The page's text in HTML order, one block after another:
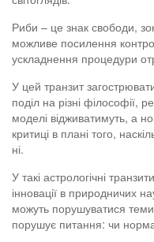
Риби – це знак свободи,
можливе посилення
ускладнення процедури
У цей транзит
поділ на різні філософії,
моделі відживатимуть, а
критиці в плані того,
ні.
У такі астрологічні
інновації в природничих
можуть порушуватися
порушує питання: чи